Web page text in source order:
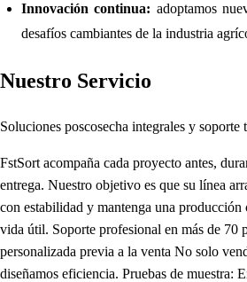
Innovación continua: adoptamos
desafíos cambiantes de la industria
Nuestro Servicio
Soluciones poscosecha integrales y soporte
FstSort acompaña cada proyecto antes,
entrega. Nuestro objetivo es que su línea
con estabilidad y mantenga una producción
vida útil. Soporte profesional en más de 70
personalizada previa a la venta No solo
diseñamos eficiencia. Pruebas de muestra: